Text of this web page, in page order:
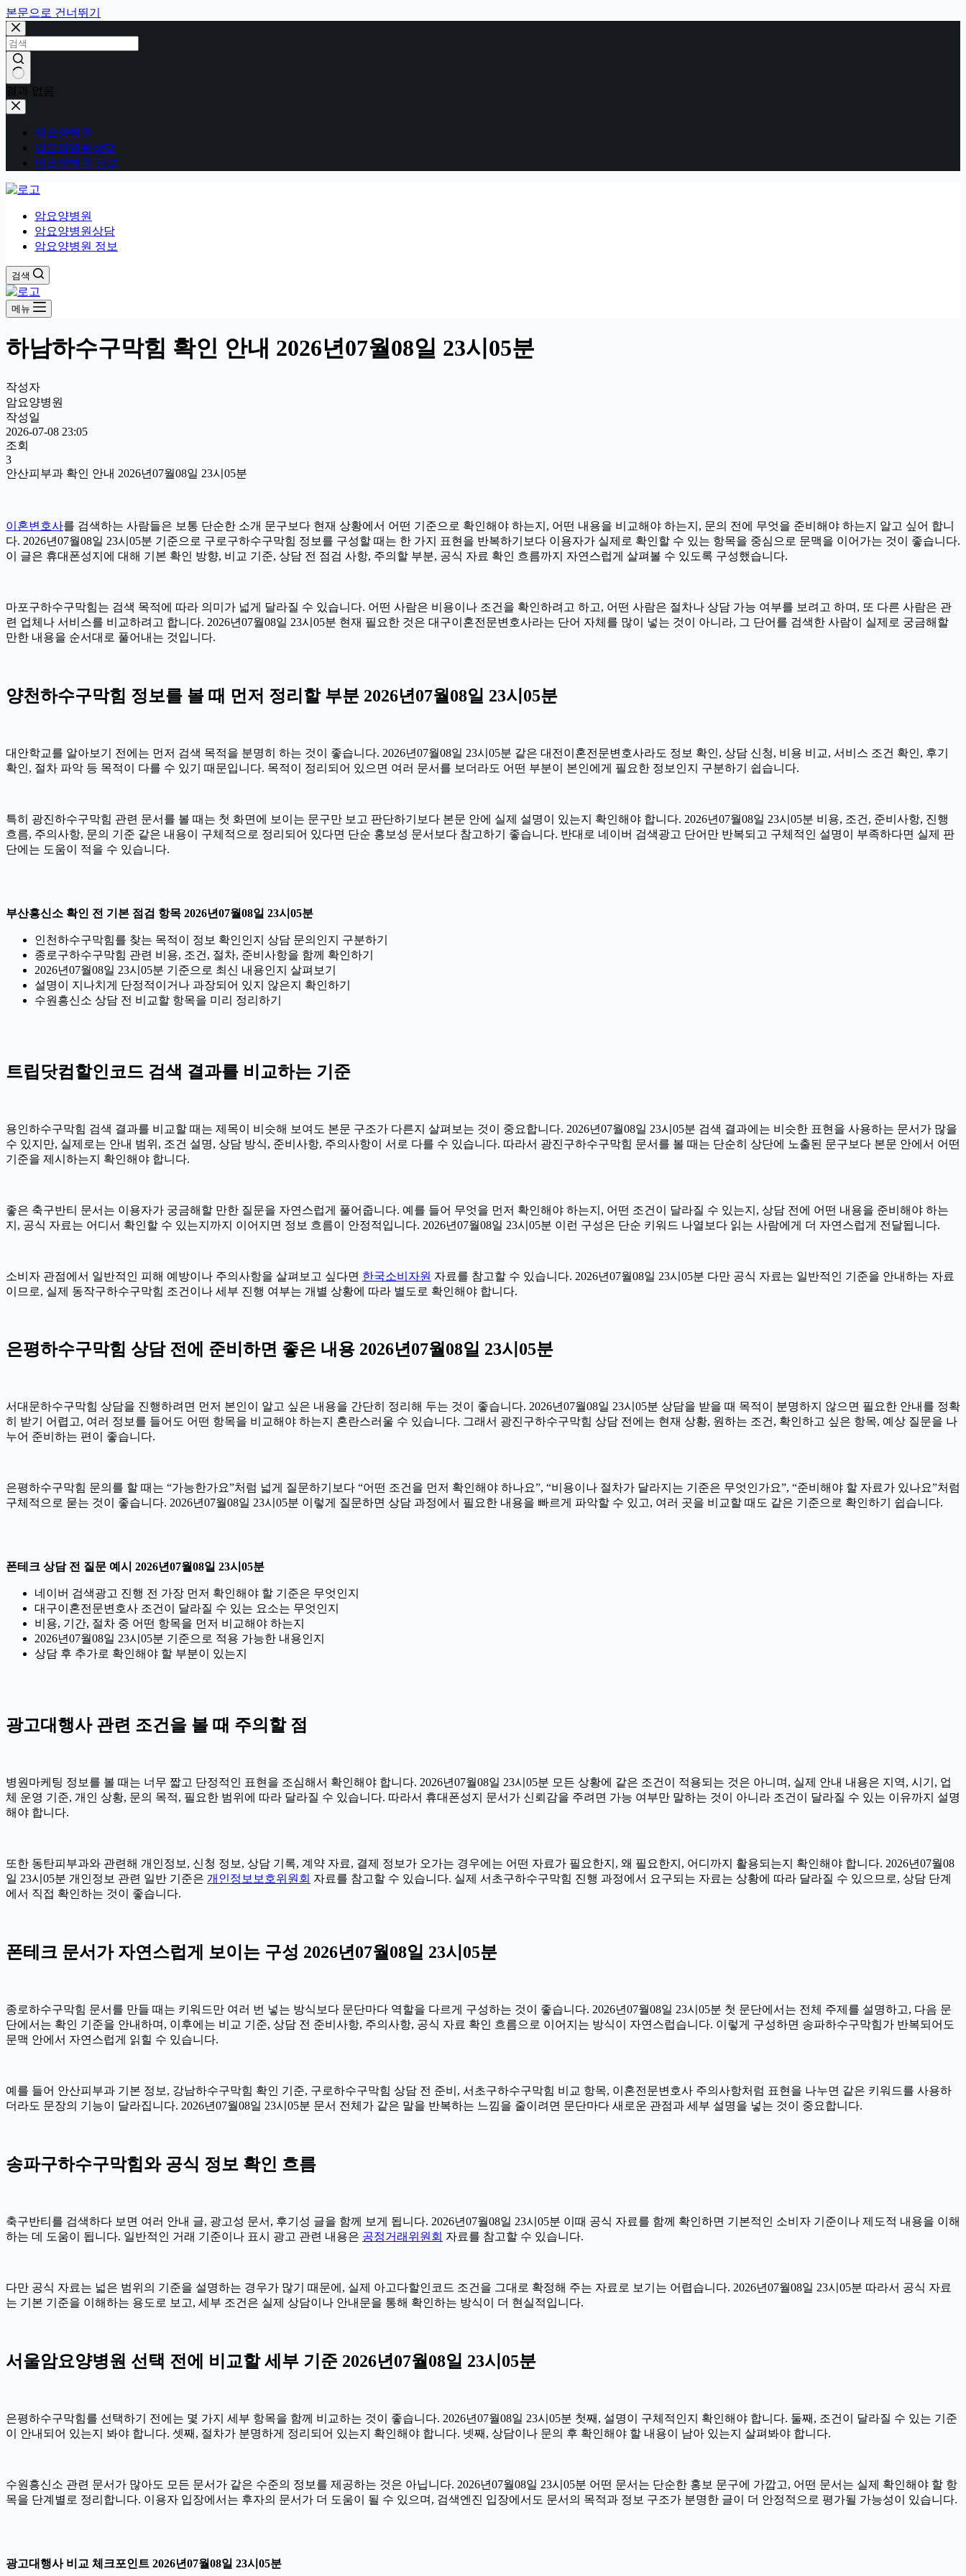
본문으로 건너뛰기
결과 없음
암요양병원
암요양병원상담
암요양병원 정보
암요양병원
암요양병원상담
암요양병원 정보
검색
메뉴
하남하수구막힘 확인 안내 2026년07월08일 23시05분
작성자
암요양병원
작성일
2026-07-08 23:05
조회
3
안산피부과 확인 안내 2026년07월08일 23시05분
이혼변호사를 검색하는 사람들은 보통 단순한 소개 문구보다 현재 상황에서 어떤 기준으로 확인해야 하는지, 어떤 내용을 비교해야 하는지, 문의 전에 무엇을 준비해야 하는지 알고 싶어 합니
다. 2026년07월08일 23시05분 기준으로 구로구하수구막힘 정보를 구성할 때는 한 가지 표현을 반복하기보다 이용자가 실제로 확인할 수 있는 항목을 중심으로 문맥을 이어가는 것이 좋습니다.
이 글은 휴대폰성지에 대해 기본 확인 방향, 비교 기준, 상담 전 점검 사항, 주의할 부분, 공식 자료 확인 흐름까지 자연스럽게 살펴볼 수 있도록 구성했습니다.
마포구하수구막힘는 검색 목적에 따라 의미가 넓게 달라질 수 있습니다. 어떤 사람은 비용이나 조건을 확인하려고 하고, 어떤 사람은 절차나 상담 가능 여부를 보려고 하며, 또 다른 사람은 관
련 업체나 서비스를 비교하려고 합니다. 2026년07월08일 23시05분 현재 필요한 것은 대구이혼전문변호사라는 단어 자체를 많이 넣는 것이 아니라, 그 단어를 검색한 사람이 실제로 궁금해할
만한 내용을 순서대로 풀어내는 것입니다.
양천하수구막힘 정보를 볼 때 먼저 정리할 부분 2026년07월08일 23시05분
대안학교를 알아보기 전에는 먼저 검색 목적을 분명히 하는 것이 좋습니다. 2026년07월08일 23시05분 같은 대전이혼전문변호사라도 정보 확인, 상담 신청, 비용 비교, 서비스 조건 확인, 후기
확인, 절차 파악 등 목적이 다를 수 있기 때문입니다. 목적이 정리되어 있으면 여러 문서를 보더라도 어떤 부분이 본인에게 필요한 정보인지 구분하기 쉽습니다.
특히 광진하수구막힘 관련 문서를 볼 때는 첫 화면에 보이는 문구만 보고 판단하기보다 본문 안에 실제 설명이 있는지 확인해야 합니다. 2026년07월08일 23시05분 비용, 조건, 준비사항, 진행
흐름, 주의사항, 문의 기준 같은 내용이 구체적으로 정리되어 있다면 단순 홍보성 문서보다 참고하기 좋습니다. 반대로 네이버 검색광고 단어만 반복되고 구체적인 설명이 부족하다면 실제 판
단에는 도움이 적을 수 있습니다.
부산흥신소 확인 전 기본 점검 항목 2026년07월08일 23시05분
인천하수구막힘를 찾는 목적이 정보 확인인지 상담 문의인지 구분하기
종로구하수구막힘 관련 비용, 조건, 절차, 준비사항을 함께 확인하기
2026년07월08일 23시05분 기준으로 최신 내용인지 살펴보기
설명이 지나치게 단정적이거나 과장되어 있지 않은지 확인하기
수원흥신소 상담 전 비교할 항목을 미리 정리하기
트립닷컴할인코드 검색 결과를 비교하는 기준
용인하수구막힘 검색 결과를 비교할 때는 제목이 비슷해 보여도 본문 구조가 다른지 살펴보는 것이 중요합니다. 2026년07월08일 23시05분 검색 결과에는 비슷한 표현을 사용하는 문서가 많을
수 있지만, 실제로는 안내 범위, 조건 설명, 상담 방식, 준비사항, 주의사항이 서로 다를 수 있습니다. 따라서 광진구하수구막힘 문서를 볼 때는 단순히 상단에 노출된 문구보다 본문 안에서 어떤
기준을 제시하는지 확인해야 합니다.
좋은 축구반티 문서는 이용자가 궁금해할 만한 질문을 자연스럽게 풀어줍니다. 예를 들어 무엇을 먼저 확인해야 하는지, 어떤 조건이 달라질 수 있는지, 상담 전에 어떤 내용을 준비해야 하는
지, 공식 자료는 어디서 확인할 수 있는지까지 이어지면 정보 흐름이 안정적입니다. 2026년07월08일 23시05분 이런 구성은 단순 키워드 나열보다 읽는 사람에게 더 자연스럽게 전달됩니다.
소비자 관점에서 일반적인 피해 예방이나 주의사항을 살펴보고 싶다면 한국소비자원 자료를 참고할 수 있습니다. 2026년07월08일 23시05분 다만 공식 자료는 일반적인 기준을 안내하는 자료
이므로, 실제 동작구하수구막힘 조건이나 세부 진행 여부는 개별 상황에 따라 별도로 확인해야 합니다.
은평하수구막힘 상담 전에 준비하면 좋은 내용 2026년07월08일 23시05분
서대문하수구막힘 상담을 진행하려면 먼저 본인이 알고 싶은 내용을 간단히 정리해 두는 것이 좋습니다. 2026년07월08일 23시05분 상담을 받을 때 목적이 분명하지 않으면 필요한 안내를 정확
히 받기 어렵고, 여러 정보를 들어도 어떤 항목을 비교해야 하는지 혼란스러울 수 있습니다. 그래서 광진구하수구막힘 상담 전에는 현재 상황, 원하는 조건, 확인하고 싶은 항목, 예상 질문을 나
누어 준비하는 편이 좋습니다.
은평하수구막힘 문의를 할 때는 “가능한가요”처럼 넓게 질문하기보다 “어떤 조건을 먼저 확인해야 하나요”, “비용이나 절차가 달라지는 기준은 무엇인가요”, “준비해야 할 자료가 있나요”처럼
구체적으로 묻는 것이 좋습니다. 2026년07월08일 23시05분 이렇게 질문하면 상담 과정에서 필요한 내용을 빠르게 파악할 수 있고, 여러 곳을 비교할 때도 같은 기준으로 확인하기 쉽습니다.
폰테크 상담 전 질문 예시 2026년07월08일 23시05분
네이버 검색광고 진행 전 가장 먼저 확인해야 할 기준은 무엇인지
대구이혼전문변호사 조건이 달라질 수 있는 요소는 무엇인지
비용, 기간, 절차 중 어떤 항목을 먼저 비교해야 하는지
2026년07월08일 23시05분 기준으로 적용 가능한 내용인지
상담 후 추가로 확인해야 할 부분이 있는지
광고대행사 관련 조건을 볼 때 주의할 점
병원마케팅 정보를 볼 때는 너무 짧고 단정적인 표현을 조심해서 확인해야 합니다. 2026년07월08일 23시05분 모든 상황에 같은 조건이 적용되는 것은 아니며, 실제 안내 내용은 지역, 시기, 업
체 운영 기준, 개인 상황, 문의 목적, 필요한 범위에 따라 달라질 수 있습니다. 따라서 휴대폰성지 문서가 신뢰감을 주려면 가능 여부만 말하는 것이 아니라 조건이 달라질 수 있는 이유까지 설명
해야 합니다.
또한 동탄피부과와 관련해 개인정보, 신청 정보, 상담 기록, 계약 자료, 결제 정보가 오가는 경우에는 어떤 자료가 필요한지, 왜 필요한지, 어디까지 활용되는지 확인해야 합니다. 2026년07월08
일 23시05분 개인정보 관련 일반 기준은 개인정보보호위원회 자료를 참고할 수 있습니다. 실제 서초구하수구막힘 진행 과정에서 요구되는 자료는 상황에 따라 달라질 수 있으므로, 상담 단계
에서 직접 확인하는 것이 좋습니다.
폰테크 문서가 자연스럽게 보이는 구성 2026년07월08일 23시05분
종로하수구막힘 문서를 만들 때는 키워드만 여러 번 넣는 방식보다 문단마다 역할을 다르게 구성하는 것이 좋습니다. 2026년07월08일 23시05분 첫 문단에서는 전체 주제를 설명하고, 다음 문
단에서는 확인 기준을 안내하며, 이후에는 비교 기준, 상담 전 준비사항, 주의사항, 공식 자료 확인 흐름으로 이어지는 방식이 자연스럽습니다. 이렇게 구성하면 송파하수구막힘가 반복되어도
문맥 안에서 자연스럽게 읽힐 수 있습니다.
예를 들어 안산피부과 기본 정보, 강남하수구막힘 확인 기준, 구로하수구막힘 상담 전 준비, 서초구하수구막힘 비교 항목, 이혼전문변호사 주의사항처럼 표현을 나누면 같은 키워드를 사용하
더라도 문장의 기능이 달라집니다. 2026년07월08일 23시05분 문서 전체가 같은 말을 반복하는 느낌을 줄이려면 문단마다 새로운 관점과 세부 설명을 넣는 것이 중요합니다.
송파구하수구막힘와 공식 정보 확인 흐름
축구반티를 검색하다 보면 여러 안내 글, 광고성 문서, 후기성 글을 함께 보게 됩니다. 2026년07월08일 23시05분 이때 공식 자료를 함께 확인하면 기본적인 소비자 기준이나 제도적 내용을 이해
하는 데 도움이 됩니다. 일반적인 거래 기준이나 표시 광고 관련 내용은 공정거래위원회 자료를 참고할 수 있습니다.
다만 공식 자료는 넓은 범위의 기준을 설명하는 경우가 많기 때문에, 실제 아고다할인코드 조건을 그대로 확정해 주는 자료로 보기는 어렵습니다. 2026년07월08일 23시05분 따라서 공식 자료
는 기본 기준을 이해하는 용도로 보고, 세부 조건은 실제 상담이나 안내문을 통해 확인하는 방식이 더 현실적입니다.
서울암요양병원 선택 전에 비교할 세부 기준 2026년07월08일 23시05분
은평하수구막힘를 선택하기 전에는 몇 가지 세부 항목을 함께 비교하는 것이 좋습니다. 2026년07월08일 23시05분 첫째, 설명이 구체적인지 확인해야 합니다. 둘째, 조건이 달라질 수 있는 기준
이 안내되어 있는지 봐야 합니다. 셋째, 절차가 분명하게 정리되어 있는지 확인해야 합니다. 넷째, 상담이나 문의 후 확인해야 할 내용이 남아 있는지 살펴봐야 합니다.
수원흥신소 관련 문서가 많아도 모든 문서가 같은 수준의 정보를 제공하는 것은 아닙니다. 2026년07월08일 23시05분 어떤 문서는 단순한 홍보 문구에 가깝고, 어떤 문서는 실제 확인해야 할 항
목을 단계별로 정리합니다. 이용자 입장에서는 후자의 문서가 더 도움이 될 수 있으며, 검색엔진 입장에서도 문서의 목적과 정보 구조가 분명한 글이 더 안정적으로 평가될 가능성이 있습니다.
광고대행사 비교 체크포인트 2026년07월08일 23시05분